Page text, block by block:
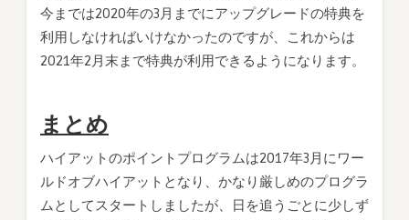
今までは2020年の3月までにアップグレードの特典を
利用しなければいけなかったのですが、これからは
2021年2月末まで特典が利用できるようになります。
まとめ
ハイアットのポイントプログラムは2017年3月にワー
ルドオブハイアットとなり、かなり厳しめのプログラ
ムとしてスタートしましたが、日を追うごとに少しず